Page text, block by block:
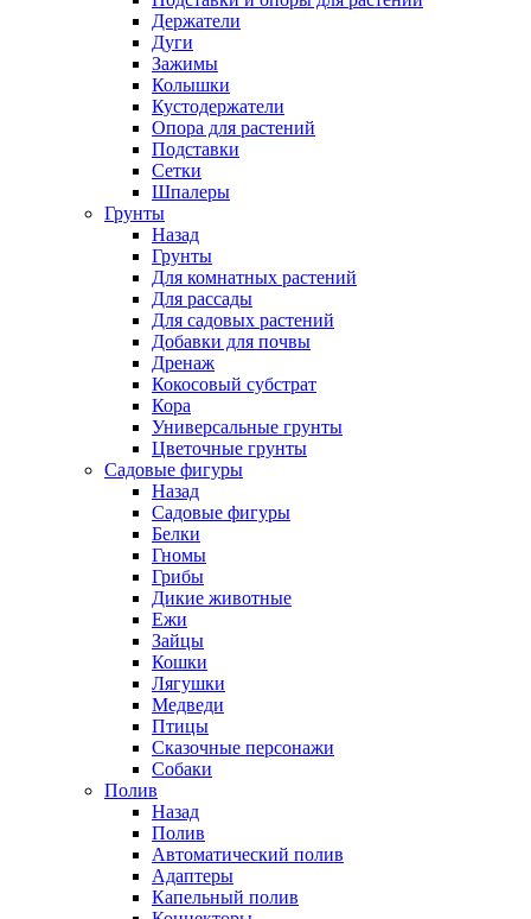
Держатели
Дуги
Зажимы
Колышки
Кустодержатели
Опора для растений
Подставки
Сетки
Шпалеры
Грунты
Назад
Грунты
Для комнатных растений
Для рассады
Для садовых растений
Добавки для почвы
Дренаж
Кокосовый субстрат
Кора
Универсальные грунты
Цветочные грунты
Садовые фигуры
Назад
Садовые фигуры
Белки
Гномы
Грибы
Дикие животные
Ежи
Зайцы
Кошки
Лягушки
Медведи
Птицы
Сказочные персонажи
Собаки
Полив
Назад
Полив
Автоматический полив
Адаптеры
Капельный полив